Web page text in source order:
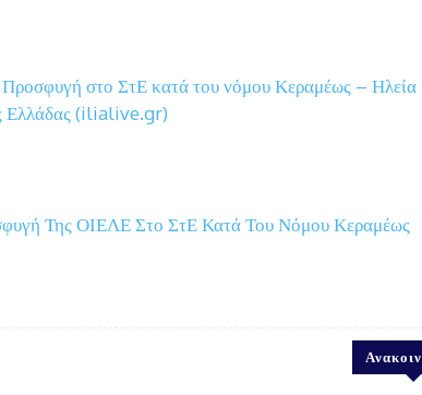
στο ΣτΕ κατά του νόμου Κεραμέως – Ηλεία
Ελλάδας (ilialive.gr)
Της ΟΙΕΛΕ Στο ΣτΕ Κατά Του Νόμου Κεραμέως